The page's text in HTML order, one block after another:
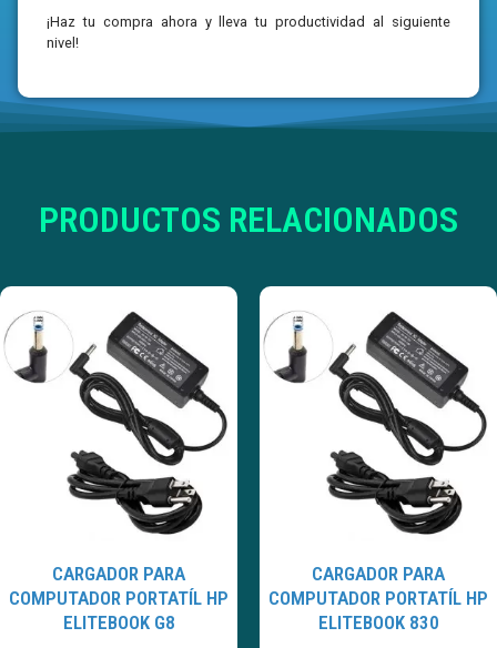
¡Haz tu compra ahora y lleva tu productividad al siguiente
nivel!
PRODUCTOS RELACIONADOS
CARGADOR PARA
COMPUTADOR PORTATÍL HP
ELITEBOOK G8
CARGADOR PARA
COMPUTADOR PORTATÍL HP
ELITEBOOK 830